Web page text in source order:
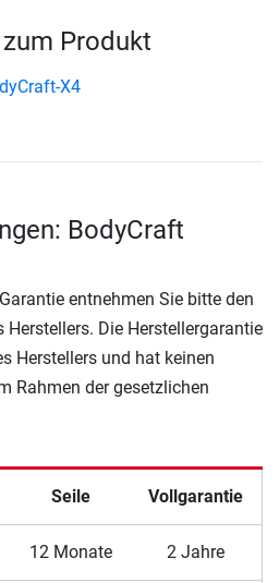
Produkt
X4
BodyCraft
entnehmen Sie bitte den
Herstellers. Die Herstellergarantie
Herstellers und hat keinen
Rahmen der gesetzlichen
Seile Vollgarantie
12 Monate 2 Jahre